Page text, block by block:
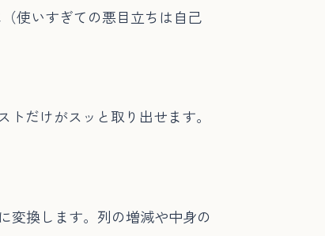
使いすぎての悪目立ちは自己
だけがスッと取り出せます。
変換します。列の増減や中身の